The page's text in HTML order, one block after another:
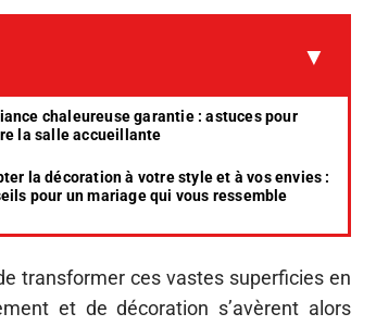
chaleureuse garantie : astuces pour
la salle accueillante
la décoration à votre style et à vos envies :
pour un mariage qui vous ressemble
transformer ces vastes superficies en
et de décoration s’avèrent alors